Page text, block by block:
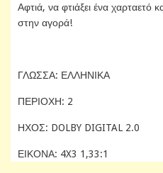
Αφτιά, να φτιάξει ένα χαρταετό
στην αγορά!
ΓΛΩΣΣΑ: ΕΛΛΗΝΙΚΑ
ΠΕΡΙΟΧΗ: 2
ΗΧΟΣ: DOLBY DIGITAL 2.0
ΕΙΚΟΝΑ: 4X3 1,33:1